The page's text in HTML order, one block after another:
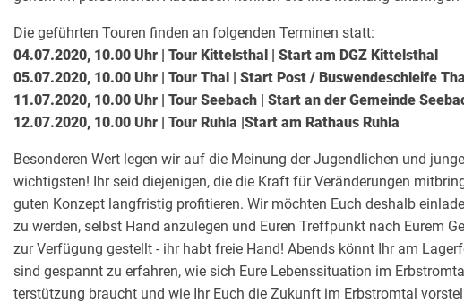
Die geführten Touren finden an folgenden Terminen statt:
04.07.2020, 10.00 Uhr | Tour Kittelsthal | Start am DGZ Kittelsthal
05.07.2020, 10.00 Uhr | Tour Thal | Start Post / Buswendeschleife
11.07.2020, 10.00 Uhr | Tour Seebach | Start an der Gemeinde
12.07.2020, 10.00 Uhr | Tour Ruhla |Start am Rathaus Ruhla
Besonderen Wert legen wir auf die Meinung der Jugendlichen und
wichtigsten! Ihr seid diejenigen, die die Kraft für Veränderungen
guten Konzept langfristig profitieren. Wir möchten Euch deshalb
zu werden, selbst Hand anzulegen und Euren Treffpunkt nach Eurem
zur Verfügung gestellt - ihr habt freie Hand! Abends könnt Ihr am
sind gespannt zu erfahren, wie sich Eure Lebenssituation im
terstützung braucht und wie Ihr Euch die Zukunft im Erbstromtal